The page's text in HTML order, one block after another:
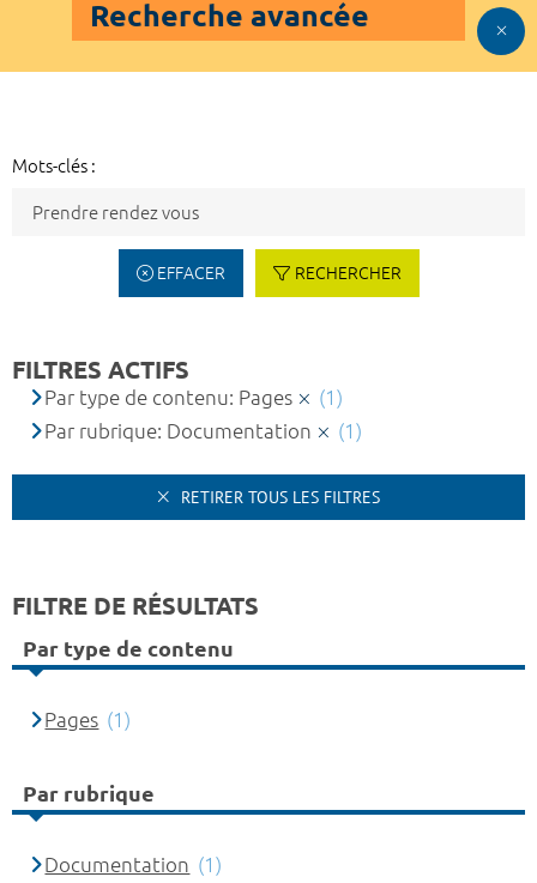
Recherche avancée
Mots-clés :
EFFACER RECHERCHER
FILTRES ACTIFS
Par type de contenu: Pages
(1)
Par rubrique: Documentation
(1)
RETIRER TOUS LES FILTRES
FILTRE DE RÉSULTATS
Par type de contenu
Pages (1)
Par rubrique
Documentation (1)